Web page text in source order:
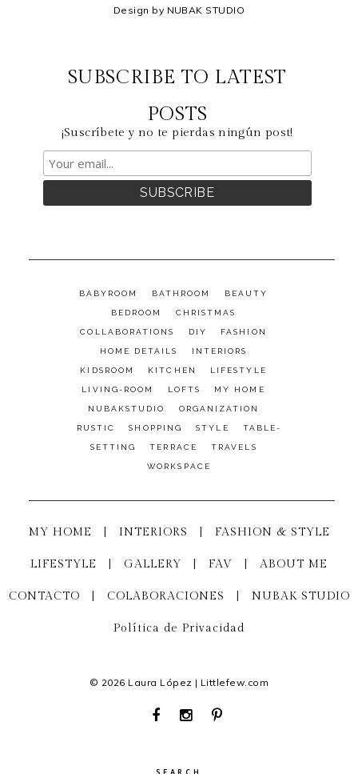
Design by NUBAK STUDIO
SUBSCRIBE TO LATEST
POSTS
¡Suscríbete y no te pierdas ningún post!
BABYROOM BATHROOM BEAUTY
BEDROOM CHRISTMAS
COLLABORATIONS DIY FASHION
HOME DETAILS INTERIORS
KIDSROOM KITCHEN LIFESTYLE
LIVING-ROOM LOFTS MY HOME
NUBAKSTUDIO ORGANIZATION
RUSTIC SHOPPING STYLE TABLE-
SETTING TERRACE TRAVELS
WORKSPACE
MY HOME INTERIORS FASHION & STYLE
LIFESTYLE GALLERY FAV ABOUT ME
CONTACTO COLABORACIONES NUBAK STUDIO
Política de Privacidad
© 2026 Laura López | Littlefew.com